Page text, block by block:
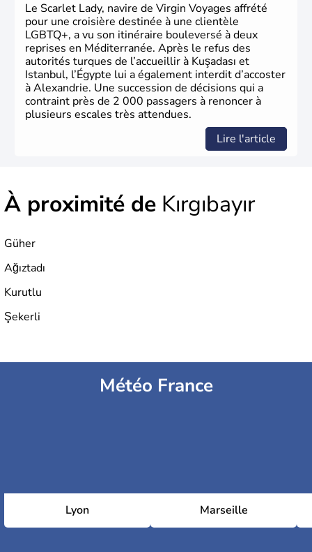
Le Scarlet Lady, navire de Virgin Voyages affrété
pour une croisière destinée à une clientèle
LGBTQ+, a vu son itinéraire bouleversé à deux
reprises en Méditerranée. Après le refus des
autorités turques de l’accueillir à Kuşadası et
Istanbul, l’Égypte lui a également interdit d’accoster
à Alexandrie. Une succession de décisions qui a
contraint près de 2 000 passagers à renoncer à
plusieurs escales très attendues.
Lire l'article
À proximité de Kırgıbayır
Güher
Ağıztadı
Kurutlu
Şekerli
Météo France
Lyon Marseille